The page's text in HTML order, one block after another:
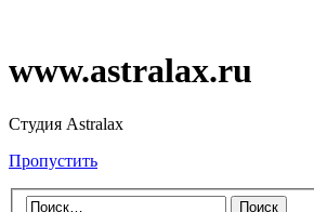
www.astralax.ru
Студия Astralax
Пропустить